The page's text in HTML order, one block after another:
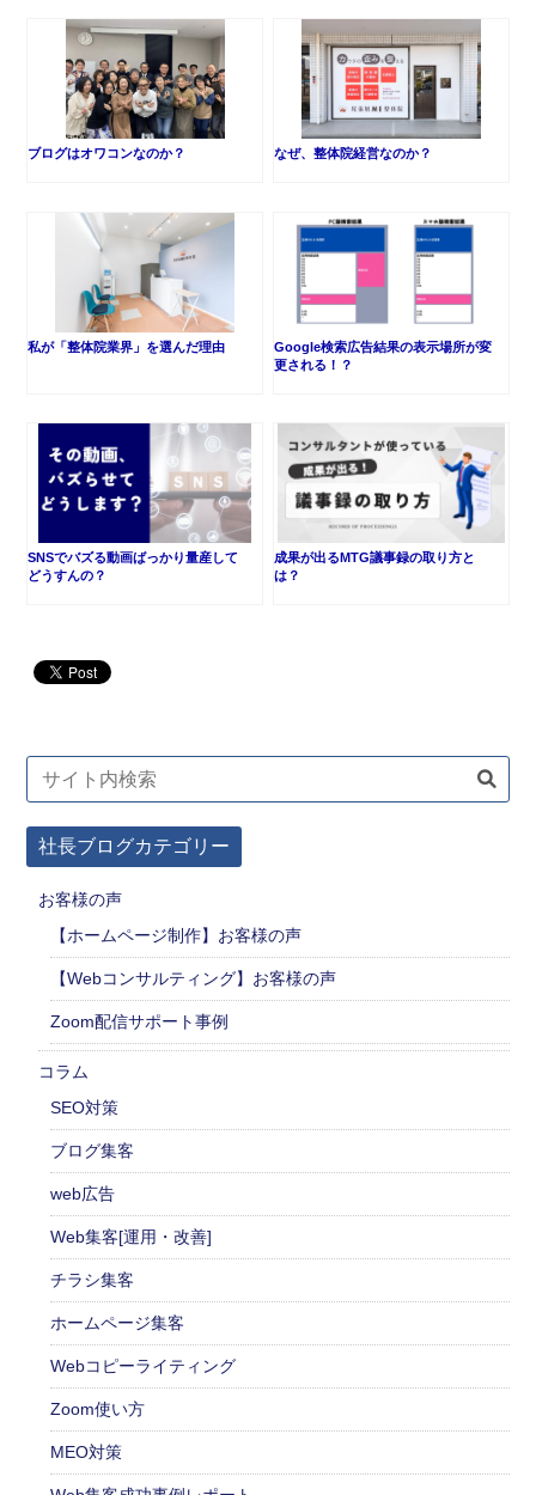
ブログはオワコンなのか？ なぜ、整体院経営なのか？
私が「整体院業界」を選んだ理由
Google検索広告結果の表示場所が変
更される！？
SNSでバズる動画ばっかり量産して
どうすんの？
成果が出るMTG議事録の取り方と
は？
社長ブログカテゴリー
お客様の声
【ホームページ制作】お客様の声
【Webコンサルティング】お客様の声
Zoom配信サポート事例
コラム
SEO対策
ブログ集客
web広告
Web集客[運用・改善]
チラシ集客
ホームページ集客
Webコピーライティング
Zoom使い方
MEO対策